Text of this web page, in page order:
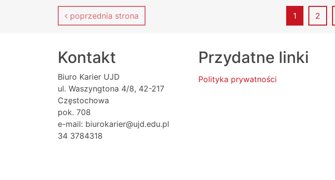
poprzednia strona Strona
1 Strona
2
Kontakt
Biuro Karier UJD
ul. Waszyngtona 4/8, 42-217
Częstochowa
pok. 708
e-mail: biurokarier@ujd.edu.pl
34 3784318
Przydatne linki
Polityka prywatności